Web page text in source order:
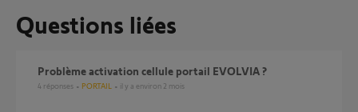
Questions liées
Problème activation cellule portail EVOLVIA ?
4 réponses PORTAIL il y a environ 2 mois